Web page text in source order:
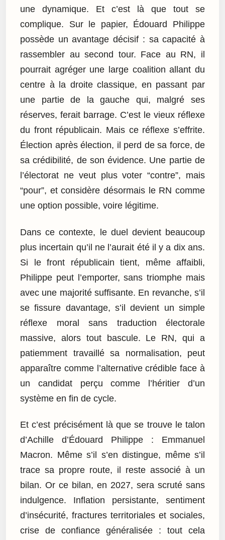
une dynamique. Et c’est là que tout se
complique. Sur le papier, Édouard Philippe
possède un avantage décisif : sa capacité à
rassembler au second tour. Face au RN, il
pourrait agréger une large coalition allant du
centre à la droite classique, en passant par
une partie de la gauche qui, malgré ses
réserves, ferait barrage. C’est le vieux réflexe
du front républicain. Mais ce réflexe s’effrite.
Élection après élection, il perd de sa force, de
sa crédibilité, de son évidence. Une partie de
l’électorat ne veut plus voter “contre”, mais
“pour”, et considère désormais le RN comme
une option possible, voire légitime.
Dans ce contexte, le duel devient beaucoup
plus incertain qu’il ne l’aurait été il y a dix ans.
Si le front républicain tient, même affaibli,
Philippe peut l’emporter, sans triomphe mais
avec une majorité suffisante. En revanche, s’il
se fissure davantage, s’il devient un simple
réflexe moral sans traduction électorale
massive, alors tout bascule. Le RN, qui a
patiemment travaillé sa normalisation, peut
apparaître comme l’alternative crédible face à
un candidat perçu comme l’héritier d’un
système en fin de cycle.
Et c’est précisément là que se trouve le talon
d’Achille d’Édouard Philippe : Emmanuel
Macron. Même s’il s’en distingue, même s’il
trace sa propre route, il reste associé à un
bilan. Or ce bilan, en 2027, sera scruté sans
indulgence. Inflation persistante, sentiment
d’insécurité, fractures territoriales et sociales,
crise de confiance généralisée : tout cela